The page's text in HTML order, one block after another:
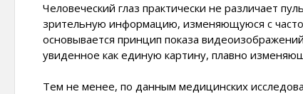
Человеческий глаз практически не различает
зрительную информацию, изменяющуюся с
основывается принцип показа
увиденное как единую картину, плавно
Тем не менее, по данным медицинских